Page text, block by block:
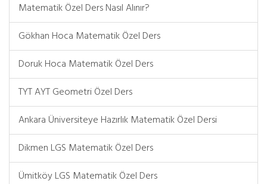
Matematik Özel Ders Nasıl Alınır?
Gökhan Hoca Matematik Özel Ders
Doruk Hoca Matematik Özel Ders
TYT AYT Geometri Özel Ders
Ankara Üniversiteye Hazırlık Matematik Özel Dersi
Dikmen LGS Matematik Özel Ders
Ümitköy LGS Matematik Özel Ders